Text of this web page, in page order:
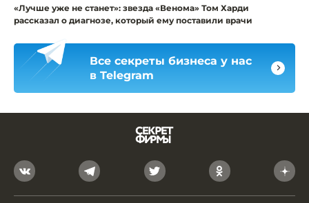
«Лучше уже не станет»: звезда «Венома» Том Харди
рассказал о диагнозе, который ему поставили врачи
Все секреты бизнеса у нас
в Telegram